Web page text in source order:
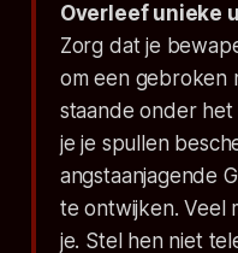
Overleef unieke
Zorg dat je
om een gebroken
staande onder
je je spullen
angstaanjagende
te ontwijken. Veel
je. Stel hen niet